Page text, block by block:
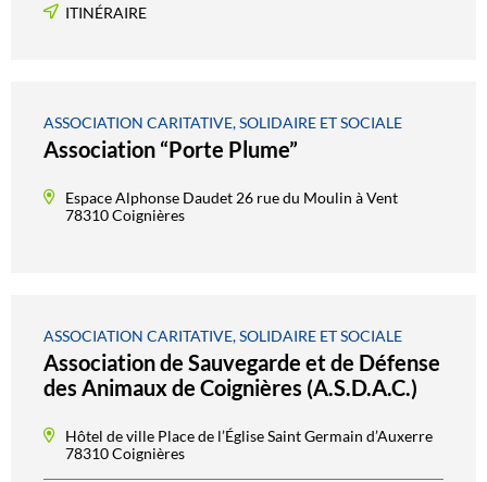
ITINÉRAIRE
ASSOCIATION CARITATIVE, SOLIDAIRE ET SOCIALE
Association “Porte Plume”
Espace Alphonse Daudet 26 rue du Moulin à Vent
78310 Coignières
ASSOCIATION CARITATIVE, SOLIDAIRE ET SOCIALE
Association de Sauvegarde et de Défense
des Animaux de Coignières (A.S.D.A.C.)
Hôtel de ville Place de l’Église Saint Germain d’Auxerre
78310 Coignières